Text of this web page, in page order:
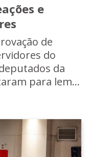
e
de
do
da
para lem...